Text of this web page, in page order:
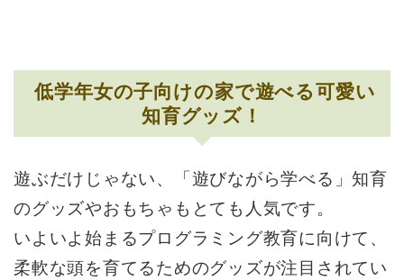
低学年女の子向けの家で遊べる可愛い
知育グッズ！
遊ぶだけじゃない、「遊びながら学べる」知育
のグッズやおもちゃもとても人気です。
いよいよ始まるプログラミング教育に向けて、
柔軟な頭を育てるためのグッズが注目されてい